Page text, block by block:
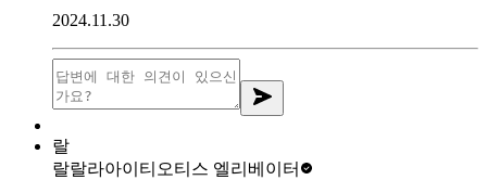
2024.11.30
랄
랄랄라아이티 오티스 엘리베이터